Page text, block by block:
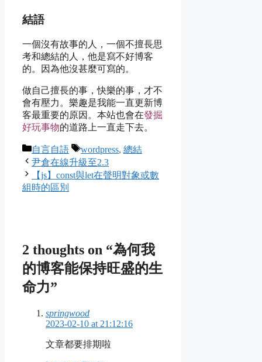
結語
一個沒有故事的人，一個不擅長思
考和總結的人，他是寫不好博客
的。因為他沒甚麼可寫的。
做自己擅長的事，快樂的事，才不
會有壓力。樂趣是我能一直更新博
客最重要的原因。本站也會在發掘
好玩事物的道路上一直走下去。
Categories
自言自語 Tags
wordpress, 總結
尹倉在線升級至2.3
【js】const與let在聲明對象或數
組時的區別
2 thoughts on “為何我
的博客能保持旺盛的生
命力”
springwood
2023-02-10 at 21:12:16
文章都要排期啦